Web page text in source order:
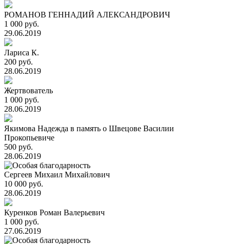
РОМАНОВ ГЕННАДИЙ АЛЕКСАНДРОВИЧ
1 000 руб.
29.06.2019
Лариса К.
200 руб.
28.06.2019
Жертвователь
1 000 руб.
28.06.2019
Якимова Надежда в память о Швецове Василии
Прокопьевиче
500 руб.
28.06.2019
Сергеев Михаил Михайлович
10 000 руб.
28.06.2019
Куренков Роман Валерьевич
1 000 руб.
27.06.2019